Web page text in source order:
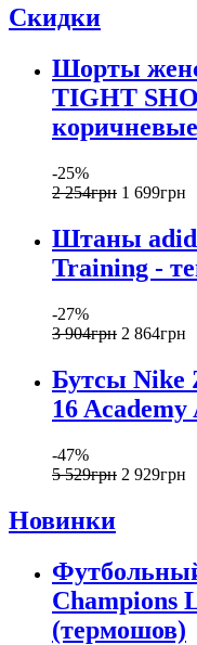
Скидки
Шорты
TIGHT
-25%
2 254грн 1 699грн
Штаны
Training -
-27%
3 904грн 2 864грн
Бутсы Nike
16
-47%
5 529грн 2 929грн
Новинки
Champions
(термошов)